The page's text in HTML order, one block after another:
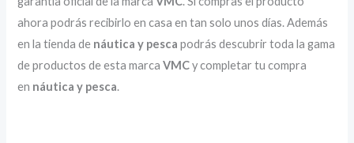
ahora podrás recibirlo en casa en tan solo unos días. Además
en la tienda de náutica y pesca podrás descubrir toda la gama
de productos de esta marcaVMCy completar tu compra
en náutica y pesca.